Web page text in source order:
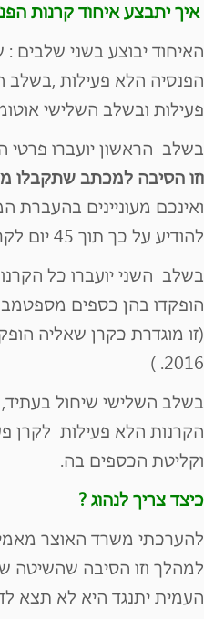
איך יתבצע איחוד קרנות
האיחוד יבוצע בשני שלבים
הפנסיה הלא פעילות ,בשלב
פעילות ובשלב השלישי
בשלב הראשון יועברו
וזו הסיבה למכתב שתקבלו
ואינכם מעוניינים בהעברת
להודיע על כך תוך 45 יום לקרן הלא פעילה.
בשלב השני יועברו כל
(זו מוגדרת כקרן שאליה
2016. )
בשלב השלישי שיחול
הקרנות הלא פעילות לקרן
וקליטת הכספים בה.
כיצד צריך לנהוג ?
להערכתי משרד האוצר
למהלך וזו הסיבה שהשיטה
העמית יתנגד היא לא תצא